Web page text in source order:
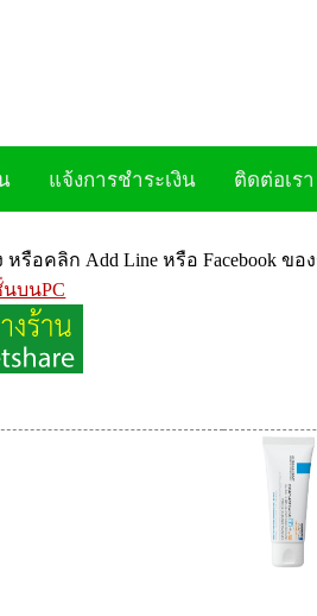
แจ้งการชำระเงิน ติดต่อเรา
รือคลิก Add Line หรือ Facebook ข
นบนPC